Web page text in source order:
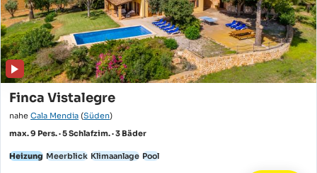
Finca Vistalegre
nahe Cala Mendia (Süden)
max. 9 Pers. · 5 Schlafzim. · 3 Bäder
Heizung Meerblick Klimaanlage Pool